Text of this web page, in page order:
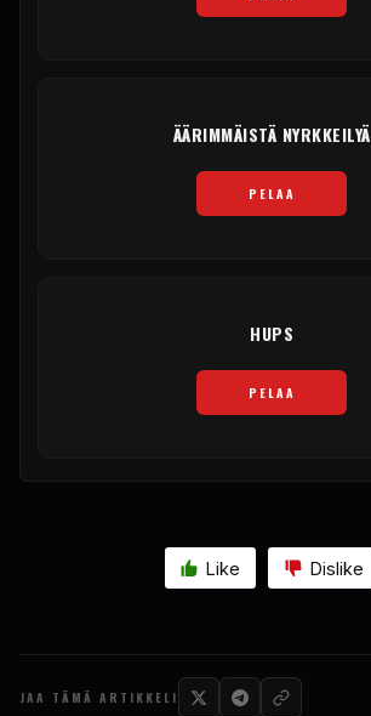
ÄÄRIMMÄISTÄ NYRKKEILYÄ
PELAA
HUPS
PELAA
Like Dislike
JAA TÄMÄ ARTIKKELI